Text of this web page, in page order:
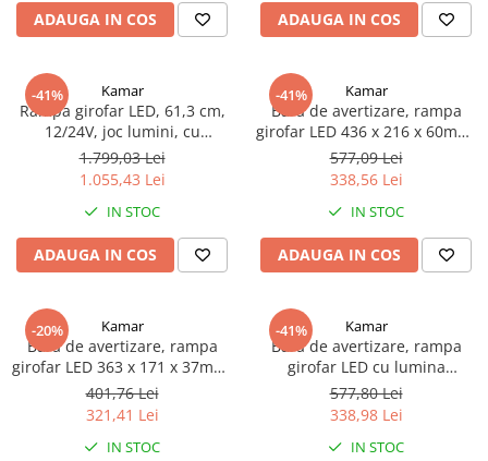
TGS
TGX
Mercedes Actros
Mercedes Actros MP2
Mercedes Actros MP3
Mercedes Actros MP4, MP5
Mercedes Actros MP6
Mercedes Arocs
RENAULT
Magnum
Premium
T Line
Scania
Scania R S G P Next Generation
Scania RPG
ADAUGA IN COS ADAUGA IN COS
-41% Kamar
Rampa girofar LED, 61,3 cm,
12/24V, joc lumini, cu
telecomanda
1.799,03 Lei
1.055,43 Lei
IN STOC
ADAUGA IN COS
-41% Kamar
Bara de avertizare, rampa
girofar LED 436 x 216 x 60mm,
Fumurie
577,09 Lei
338,56 Lei
IN STOC
ADAUGA IN COS
-20% Kamar
Bara de avertizare, rampa
girofar LED 363 x 171 x 37mm,
Fumurie
401,76 Lei
321,41 Lei
IN STOC
-41% Kamar
Bara de avertizare, rampa
girofar LED cu lumina
portocalie, 43,6 x 21,6 x 6cm
577,80 Lei
338,98 Lei
IN STOC